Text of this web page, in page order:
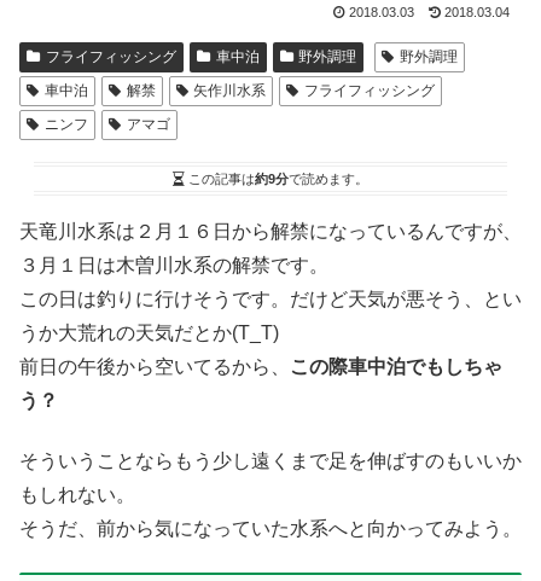
2018.03.03 2018.03.04
フライフィッシング 車中泊 野外調理
野外調理
車中泊
解禁 矢作川水系
フライフィッシング
ニンフ
アマゴ
この記事は約9分で読めます。
天竜川水系は２月１６日から解禁になっているんですが、
３月１日は木曽川水系の解禁です。
この日は釣りに行けそうです。だけど天気が悪そう、とい
うか大荒れの天気だとか(T_T)
前日の午後から空いてるから、
この際車中泊でもしちゃ
う？
そういうことならもう少し遠くまで足を伸ばすのもいいか
もしれない。
そうだ、前から気になっていた水系へと向かってみよう。